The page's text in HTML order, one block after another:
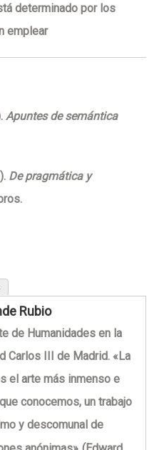
determinado por los
emplear
Apuntes de semántica
De pragmática y
Rubio
de Humanidades en la
Carlos III de Madrid. «La
el arte más inmenso e
conocemos, un trabajo
y descomunal de